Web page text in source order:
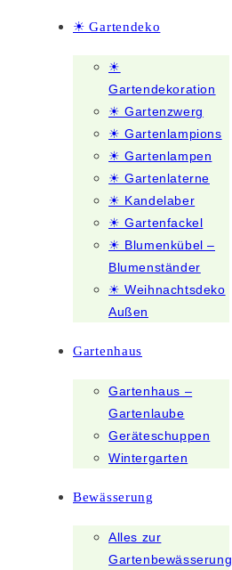
☀ Gartendeko
☀
Gartendekoration
☀ Gartenzwerg
☀ Gartenlampions
☀ Gartenlampen
☀ Gartenlaterne
☀ Kandelaber
☀ Gartenfackel
☀ Blumenkübel –
Blumenständer
☀ Weihnachtsdeko
Außen
Gartenhaus
Gartenhaus –
Gartenlaube
Geräteschuppen
Wintergarten
Bewässerung
Alles zur
Gartenbewässerung